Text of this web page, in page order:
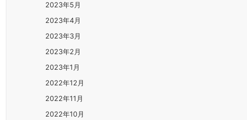
2023年5月
2023年4月
2023年3月
2023年2月
2023年1月
2022年12月
2022年11月
2022年10月